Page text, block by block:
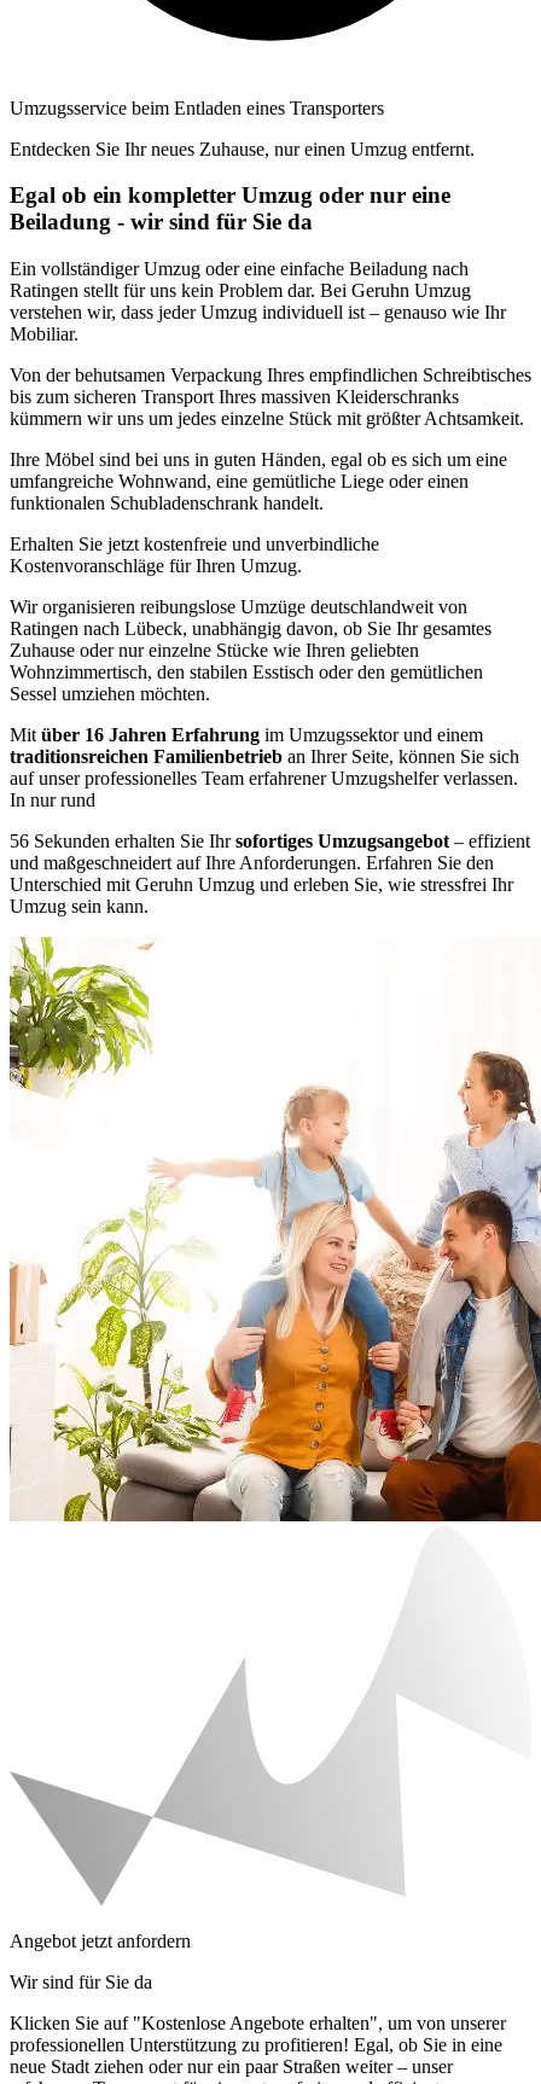
Umzugsservice beim Entladen eines Transporters
Entdecken Sie Ihr neues Zuhause, nur einen Umzug entfernt.
Egal ob ein kompletter Umzug oder nur eine
Beiladung - wir sind für Sie da
Ein vollständiger Umzug oder eine einfache Beiladung nach
Ratingen stellt für uns kein Problem dar. Bei Geruhn Umzug
verstehen wir, dass jeder Umzug individuell ist – genauso wie Ihr
Mobiliar.
Von der behutsamen Verpackung Ihres empfindlichen Schreibtisches
bis zum sicheren Transport Ihres massiven Kleiderschranks
kümmern wir uns um jedes einzelne Stück mit größter Achtsamkeit.
Ihre Möbel sind bei uns in guten Händen, egal ob es sich um eine
umfangreiche Wohnwand, eine gemütliche Liege oder einen
funktionalen Schubladenschrank handelt.
Erhalten Sie jetzt kostenfreie und unverbindliche
Kostenvoranschläge für Ihren Umzug.
Wir organisieren reibungslose Umzüge deutschlandweit von
Ratingen nach Lübeck, unabhängig davon, ob Sie Ihr gesamtes
Zuhause oder nur einzelne Stücke wie Ihren geliebten
Wohnzimmertisch, den stabilen Esstisch oder den gemütlichen
Sessel umziehen möchten.
Mit über 16 Jahren Erfahrung im Umzugssektor und einem
traditionsreichen Familienbetrieb an Ihrer Seite, können Sie sich
auf unser professionelles Team erfahrener Umzugshelfer verlassen.
In nur rund
56 Sekunden erhalten Sie Ihrsofortiges Umzugsangebot – effizient
und maßgeschneidert auf Ihre Anforderungen. Erfahren Sie den
Unterschied mit Geruhn Umzug und erleben Sie, wie stressfrei Ihr
Umzug sein kann.
Angebot jetzt anfordern
Wir sind für Sie da
Klicken Sie auf "Kostenlose Angebote erhalten", um von unserer
professionellen Unterstützung zu profitieren! Egal, ob Sie in eine
neue Stadt ziehen oder nur ein paar Straßen weiter – unser